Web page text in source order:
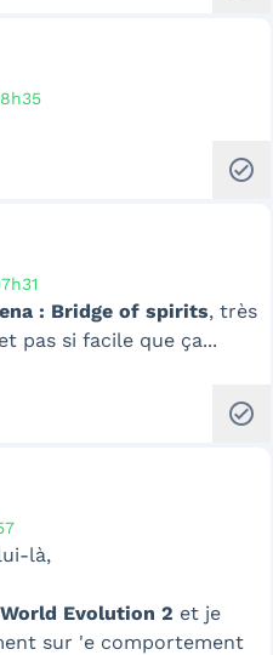
check_circle
: Bridge of spirits, très
pas si facile que ça...
check_circle
là,
Evolution 2 et je
sur 'e comportement